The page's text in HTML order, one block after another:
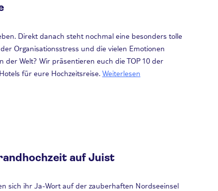
Direkt danach steht nochmal eine besonders tolle
Organisationsstress und die vielen Emotionen
Welt? Wir präsentieren euch die TOP 10 der
für eure Hochzeitsreise. Weiterlesen
auf Juist
sich ihr Ja-Wort auf der zauberhaften Nordseeinsel